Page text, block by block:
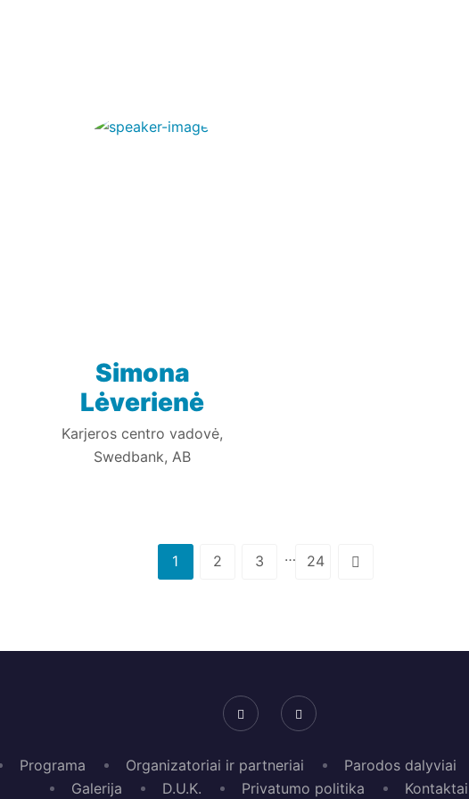
Simona
Lėverienė
Karjeros centro vadovė,
Swedbank, AB
1 2 3 … 24
Programa Organizatoriai ir partneriai Parodos dalyviai
Galerija
D.U.K. Privatumo politika Kontaktai